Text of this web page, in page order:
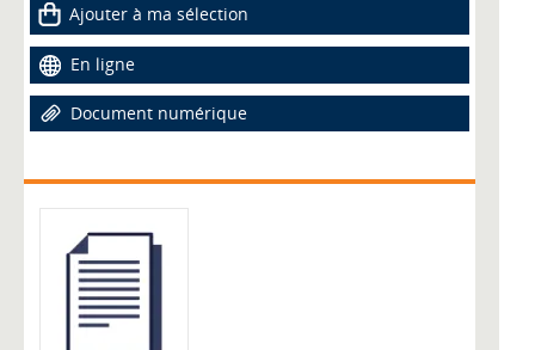
Ajouter à ma sélection
En ligne
Document numérique